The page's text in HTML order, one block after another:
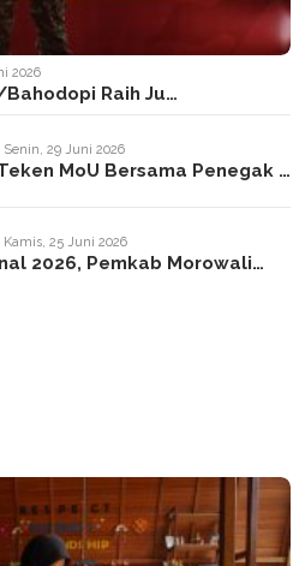
2026
Raih Ju…
Senin, 29 Juni 2026
MoU Bersama Penegak …
Kamis, 25 Juni 2026
2026, Pemkab Morowali…